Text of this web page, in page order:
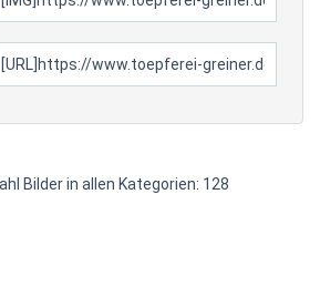
Bilder in allen Kategorien: 128